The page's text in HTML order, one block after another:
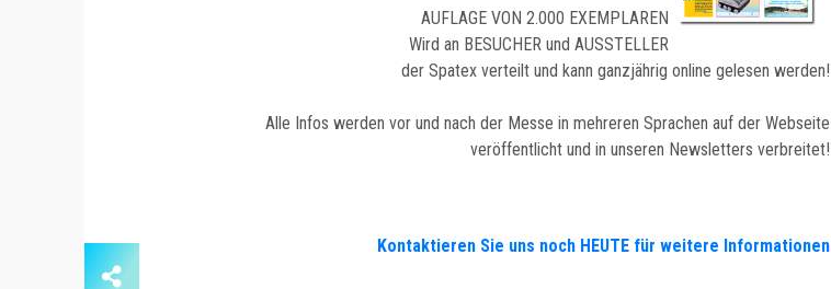
AUFLAGE VON 2.000 EXEMPLAREN
Wird an BESUCHER und AUSSTELLER
der Spatex verteilt und kann ganzjährig online gelesen werden!
Alle Infos werden vor und nach der Messe in mehreren Sprachen auf der Webseite
veröffentlicht und in unseren Newsletters verbreitet!
Kontaktieren Sie uns noch HEUTE für weitere Informationen